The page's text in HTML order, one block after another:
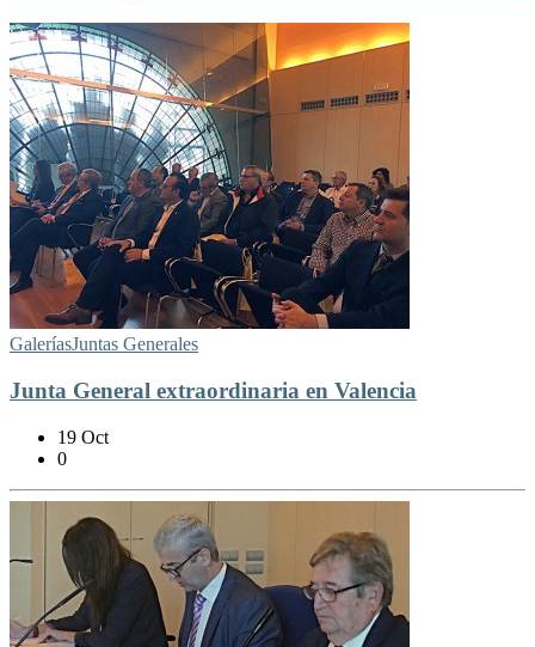
GaleríasJuntas Generales
Junta General extraordinaria en Valencia
19 Oct
0